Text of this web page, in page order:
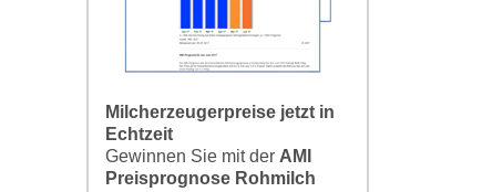
Milcherzeugerpreise jetzt in
Echtzeit
Gewinnen Sie mit der AMI
Preisprognose Rohmilch